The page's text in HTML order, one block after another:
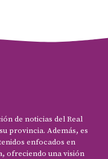
de noticias del Real
provincia. Además, es
enfocados en
ofreciendo una visión